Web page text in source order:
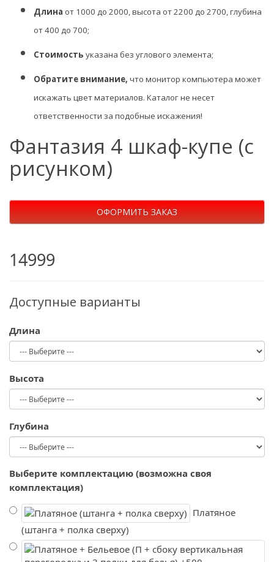
Длина от 1000 до 2000, высота от 2200 до 2700, глубина
от 400 до 700;
Стоимость указана без углового элемента;
Обратите внимание, что монитор компьютера может
искажать цвет материалов. Каталог не несет
ответственности за подобные искажения!
Фантазия 4 шкаф-купе (с
рисунком)
ОФОРМИТЬ ЗАКАЗ
14999
Доступные варианты
Длина
Высота
Глубина
Выберите комплектацию (возможна своя
комплектация)
Платяное
(штанга + полка сверху)